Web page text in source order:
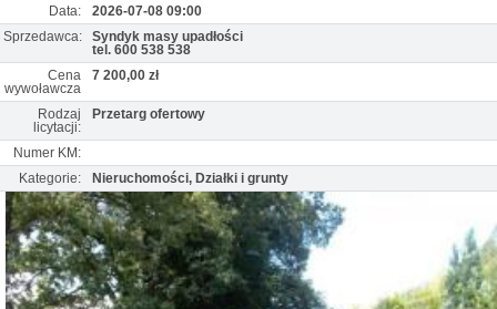
Data:
2026-07-08 09:00
Sprzedawca:
Syndyk masy upadłości
tel. 600 538 538
Cena
wywoławcza
7 200,00 zł
Rodzaj
licytacji:
Przetarg ofertowy
Numer KM:
Kategorie:
Nieruchomości, Działki i grunty